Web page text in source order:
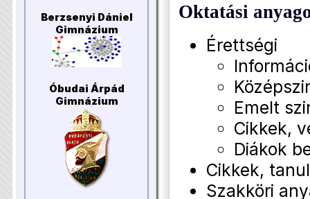
Berzsenyi Dániel
Gimnázium
Óbudai Árpád
Gimnázium
Oktatási
Érettségi
Emelt
Cikkek,
Diákok
Cikkek,
Szakköri